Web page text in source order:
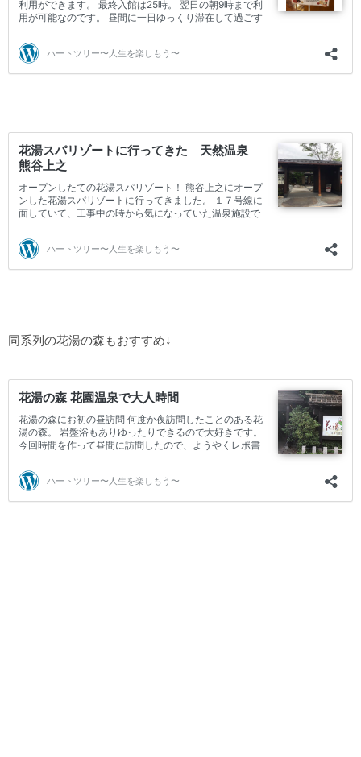
同系列の花湯の森もおすすめ↓